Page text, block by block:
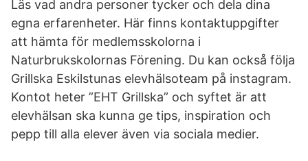
Läs vad andra personer tycker och dela dina
egna erfarenheter. Här finns kontaktuppgifter
att hämta för medlemsskolorna i
Naturbrukskolornas Förening. Du kan också följa
Grillska Eskilstunas elevhälsoteam på instagram.
Kontot heter ”EHT Grillska” och syftet är att
elevhälsan ska kunna ge tips, inspiration och
pepp till alla elever även via sociala medier.